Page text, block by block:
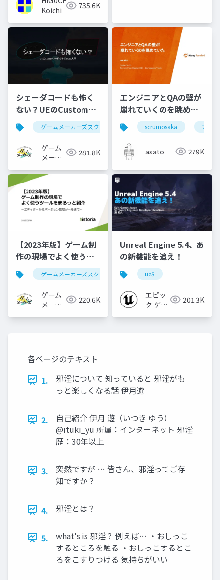
Koichi
735.6K
シェーダコードも怖く
ない？UEのCustomノ
ードで学ぶHLSL入門
ゲームメーカーズスクランブル ゲーム制作 ue5
ゲーム
メーカ
281.8K
エンジニアとQAの壁が
崩れていくのを眺めて
いた #scrumosaka
scrumosaka 2024
asato 279K
【2023年版】ゲーム制
作の現場でよく使うツ
ールをまるっと紹介
ゲームメーカーズスクランブル ゲーム制作
ゲーム
メーカ
220.6K
Unreal Engine 5.4、あ
の新機能を追え！
ue5
エピッ
ク ゲー
201.3K
各ページのテキスト
1.
邪淫について 知っていると 邪淫がも
っと楽しくなる話 伊月遊
2.
自己紹介 伊月 遊（いつき ゆう）
@ituki_yu 所属：インターネット 邪淫
歴：30年以上
3.
突然ですが … 皆さん、邪淫ってご存
知ですか？
4. 邪淫とは？
5.
what's is 邪淫？ 例えば… ・おしっこ
するところを触る ・おしっこするとこ
ろをこすりつける 気持ちがいい